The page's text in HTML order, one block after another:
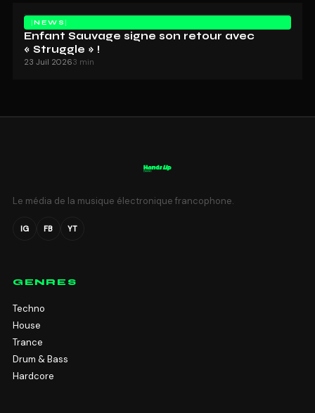
NEWS
Enfant Sauvage signe son retour avec
« Struggle » !
23 Juil 20263 min
Le média de la musique électronique francophone.
IG FB YT
GENRES
Techno
House
Trance
Drum & Bass
Hardcore